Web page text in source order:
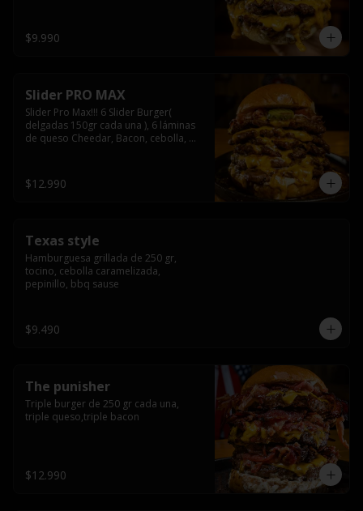
$9.990
Slider PRO MAX
Slider Pro Max!!! 6 Slider Burger(
delgadas 150gr cada una ), 6 láminas
de queso Cheedar, Bacon, cebolla,
$12.990
Texas style
Hamburguesa grillada de 250 gr,
tocino, cebolla caramelizada,
pepinillo, bbq sause
$9.490
The punisher
Triple burger de 250 gr cada una,
triple queso,triple bacon
$12.990